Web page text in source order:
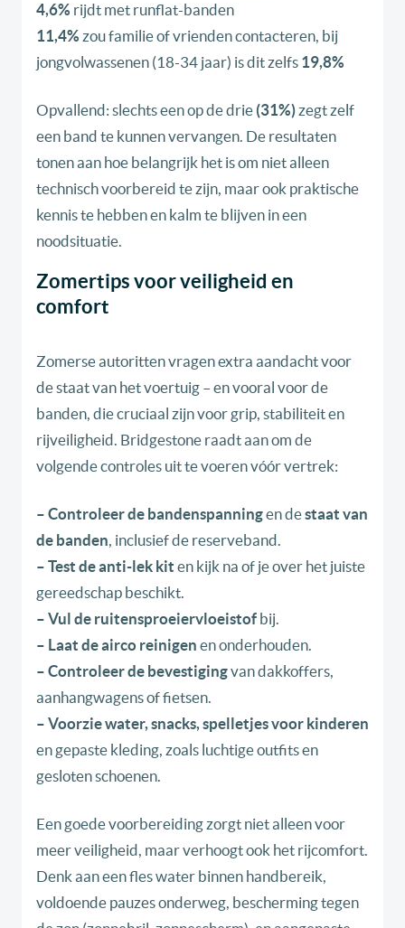
4,6% rijdt met runflat-banden
11,4% zou familie of vrienden contacteren, bij
jongvolwassenen (18-34 jaar) is dit zelfs 19,8%
Opvallend: slechts een op de drie (31%)zegt zelf
een band te kunnen vervangen. De resultaten
tonen aan hoe belangrijk het is om niet alleen
technisch voorbereid te zijn, maar ook praktische
kennis te hebben en kalm te blijven in een
noodsituatie.
Zomertips voor veiligheid en
comfort
Zomerse autoritten vragen extra aandacht voor
de staat van het voertuig – en vooral voor de
banden, die cruciaal zijn voor grip, stabiliteit en
rijveiligheid. Bridgestone raadt aan om de
volgende controles uit te voeren vóór vertrek:
– Controleer de bandenspanningen destaat van
de banden, inclusief de reserveband.
– Test de anti-lek kit en kijk na of je over het juiste
gereedschap beschikt.
– Vul de ruitensproeiervloeistof bij.
– Laat de airco reinigen en onderhouden.
– Controleer de bevestigingvan dakkoffers,
aanhangwagens of fietsen.
– Voorzie water, snacks, spelletjes voor kinderen
en gepaste kleding, zoals luchtige outfits en
gesloten schoenen.
Een goede voorbereiding zorgt niet alleen voor
meer veiligheid, maar verhoogt ook het rijcomfort.
Denk aan een fles water binnen handbereik,
voldoende pauzes onderweg, bescherming tegen